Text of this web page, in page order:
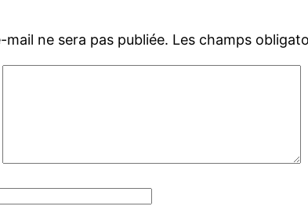
mail ne sera pas publiée. Les champs